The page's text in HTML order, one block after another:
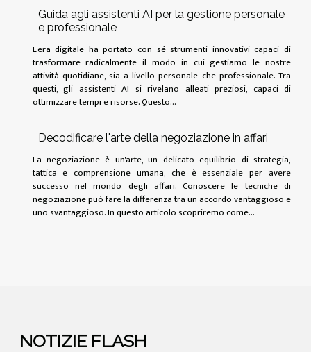
Guida agli assistenti AI per la gestione personale
e professionale
L'era digitale ha portato con sé strumenti innovativi capaci di
trasformare radicalmente il modo in cui gestiamo le nostre
attività quotidiane, sia a livello personale che professionale. Tra
questi, gli assistenti AI si rivelano alleati preziosi, capaci di
ottimizzare tempi e risorse. Questo...
Decodificare l'arte della negoziazione in affari
La negoziazione è un'arte, un delicato equilibrio di strategia,
tattica e comprensione umana, che è essenziale per avere
successo nel mondo degli affari. Conoscere le tecniche di
negoziazione può fare la differenza tra un accordo vantaggioso e
uno svantaggioso. In questo articolo scopriremo come...
NOTIZIE FLASH